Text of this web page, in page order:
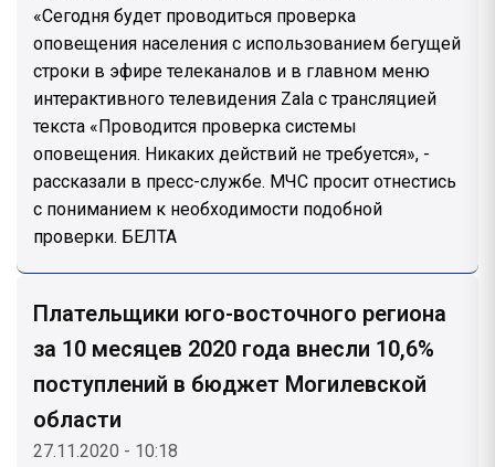
«Сегодня будет проводиться проверка
оповещения населения с использованием бегущей
строки в эфире телеканалов и в главном меню
интерактивного телевидения Zala с трансляцией
текста «Проводится проверка системы
оповещения. Никаких действий не требуется», -
рассказали в пресс-службе. МЧС просит отнестись
с пониманием к необходимости подобной
проверки. БЕЛТА
Плательщики юго-восточного региона
за 10 месяцев 2020 года внесли 10,6%
поступлений в бюджет Могилевской
области
27.11.2020 - 10:18